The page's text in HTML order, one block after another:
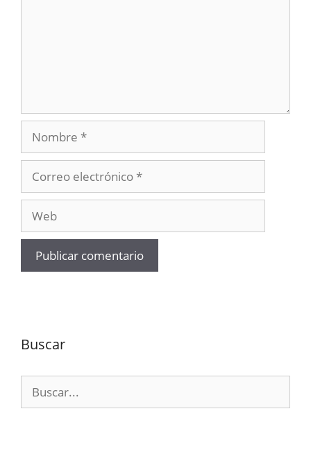
Nombre
electrónico
Buscar